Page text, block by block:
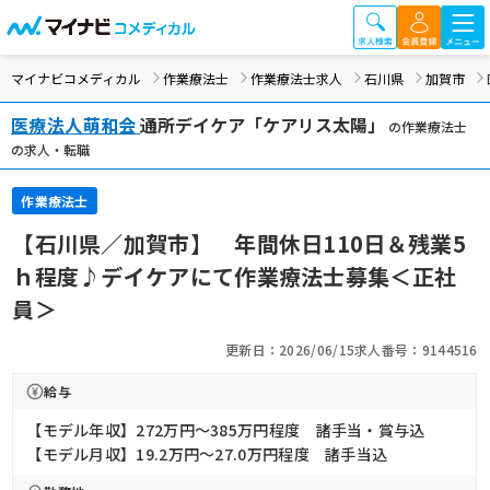
マイナビコメディカル 作業療法士 作業療法士求人 石川県 加賀市
医療法人萌和会通所デイケア「ケアリス太陽」
の作業療法士
の求人・転職
作業療法士
【石川県／加賀市】 年間休日110日＆残業5
ｈ程度♪デイケアにて作業療法士募集＜正社
員＞
更新日：2026/06/15求人番号：9144516
給与
【モデル年収】272万円〜385万円程度 諸手当・賞与込
【モデル月収】19.2万円〜27.0万円程度 諸手当込